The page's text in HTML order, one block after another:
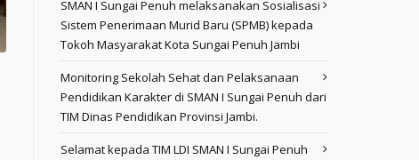
SMAN I Sungai Penuh melaksanakan Sosialisasi
Sistem Penerimaan Murid Baru (SPMB) kepada
Tokoh Masyarakat Kota Sungai Penuh Jambi
Monitoring Sekolah Sehat dan Pelaksanaan
Pendidikan Karakter di SMAN I Sungai Penuh dari
TIM Dinas Pendidikan Provinsi Jambi.
Selamat kepada TIM LDI SMAN I Sungai Penuh